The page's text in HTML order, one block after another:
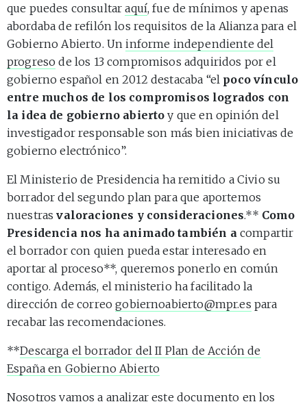
que puedes consultaraquí, fue de mínimos y apenas
abordaba de refilón los requisitos de la Alianza para el
Gobierno Abierto. Uninforme independiente del
progreso de los 13 compromisos adquiridos por el
gobierno español en 2012 destacaba “el poco vínculo
entre muchos de los compromisos logrados con
la idea de gobierno abierto y que en opinión del
investigador responsable son más bien iniciativas de
gobierno electrónico”.
El Ministerio de Presidencia ha remitido a Civio su
borrador del segundo plan para que aportemos
nuestrasvaloraciones y consideraciones.** Como
Presidencia nos ha animado también a compartir
el borrador con quien pueda estar interesado en
aportar al proceso**, queremos ponerlo en común
contigo. Además, el ministerio ha facilitado la
dirección de correogobiernoabierto@mpr.es para
recabar las recomendaciones.
**Descarga el borrador del II Plan de Acción de
España en Gobierno Abierto
Nosotros vamos a analizar este documento en los